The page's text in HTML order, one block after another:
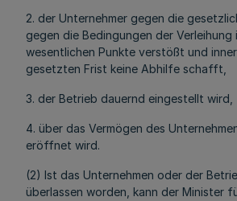
2. der Unternehmer gegen die
gegen die Bedingungen der Verleihung
wesentlichen Punkte verstößt und
gesetzten Frist keine Abhilfe schafft,
3. der Betrieb dauernd eingestellt wird,
4. über das Vermögen des
eröffnet wird.
(2) Ist das Unternehmen oder der
überlassen worden, kann der Minister